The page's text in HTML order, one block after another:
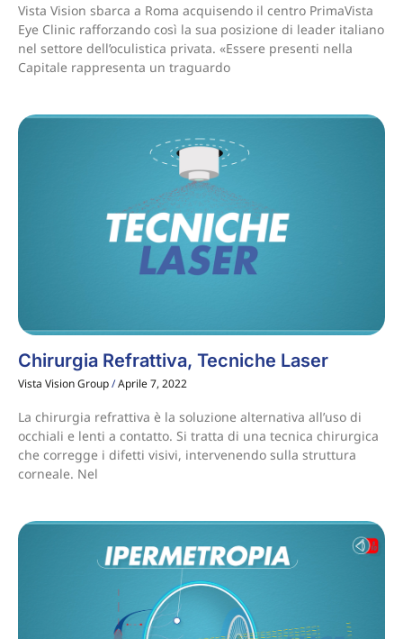
Vista Vision sbarca a Roma acquisendo il centro PrimaVista
Eye Clinic rafforzando così la sua posizione di leader italiano
nel settore dell’oculistica privata. «Essere presenti nella
Capitale rappresenta un traguardo
Chirurgia Refrattiva, Tecniche Laser
Vista Vision Group Aprile 7, 2022
La chirurgia refrattiva è la soluzione alternativa all’uso di
occhiali e lenti a contatto. Si tratta di una tecnica chirurgica
che corregge i difetti visivi, intervenendo sulla struttura
corneale. Nel